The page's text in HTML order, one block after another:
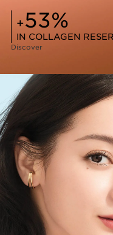
+53%
IN COLLAGEN
Discover